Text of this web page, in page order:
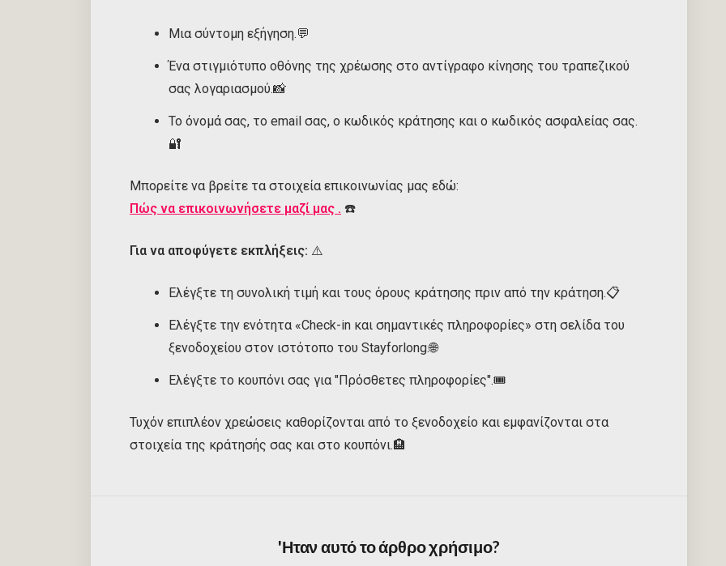
Μια σύντομη εξήγηση.💬
Ένα στιγμιότυπο οθόνης της χρέωσης στο αντίγραφο κίνησης του τραπεζικού
σας λογαριασμού.📸
Το όνομά σας, το email σας, ο κωδικός κράτησης και ο κωδικός ασφαλείας σας.
🔐
Μπορείτε να βρείτε τα στοιχεία επικοινωνίας μας εδώ:
Πώς να επικοινωνήσετε μαζί μας . ☎️
Για να αποφύγετε εκπλήξεις: ⚠️
Ελέγξτε τη συνολική τιμή και τους όρους κράτησης πριν από την κράτηση.📋
Ελέγξτε την ενότητα «Check-in και σημαντικές πληροφορίες» στη σελίδα του
ξενοδοχείου στον ιστότοπο του Stayforlong.🌐
Ελέγξτε το κουπόνι σας για "Πρόσθετες πληροφορίες".🎟️
Τυχόν επιπλέον χρεώσεις καθορίζονται από το ξενοδοχείο και εμφανίζονται στα
στοιχεία της κράτησής σας και στο κουπόνι.🏨
'Ηταν αυτό το άρθρο χρήσιμο?